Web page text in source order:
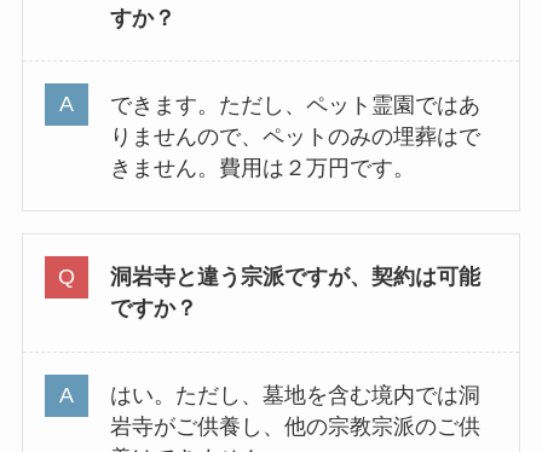
すか？
できます。ただし、ペット霊園ではあ
りませんので、ペットのみの埋葬はで
きません。費用は２万円です。
洞岩寺と違う宗派ですが、契約は可能
ですか？
はい。ただし、墓地を含む境内では洞
岩寺がご供養し、他の宗教宗派のご供